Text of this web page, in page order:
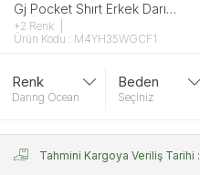
Gj Pocket Shırt Erkek Darıng Ocean Gömlek
+2 Renk
Ürün Kodu : M4YH35WGCF1
Renk
Darıng Ocean
Beden
Seçiniz
Tahmini Kargoya Veriliş Tarihi :